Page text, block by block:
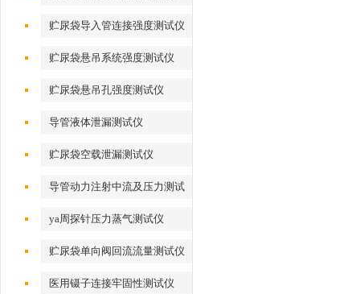
贮尿袋导入管连接强度测试仪
贮尿袋悬吊系统强度测试仪
贮尿袋悬吊孔强度测试仪
导管液体泄漏测试仪
贮尿袋空载泄漏测试仪
导管动力注射中流及压力测试
ya周探针压力蒸气测试仪
贮尿袋单向阀回流流量测试仪
医用镊子连接牢固性测试仪